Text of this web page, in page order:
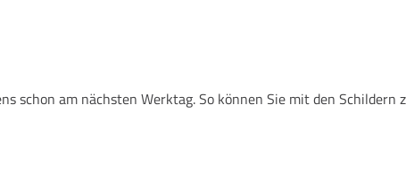
schon am nächsten Werktag. So können Sie mit den